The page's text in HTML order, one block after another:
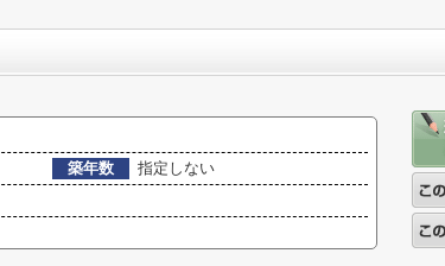
築年数
指定しない